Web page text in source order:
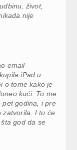
život,
nije
email
iPad u
o tome kako je
kući. To me
pet godina, i pre
zatvorila. I to će
god da se